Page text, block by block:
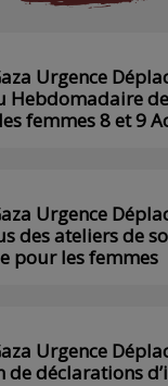
Urgence
Hebdomadaire
femmes 8 et 9
Urgence
des ateliers de
pour les femmes
Urgence
de déclarations